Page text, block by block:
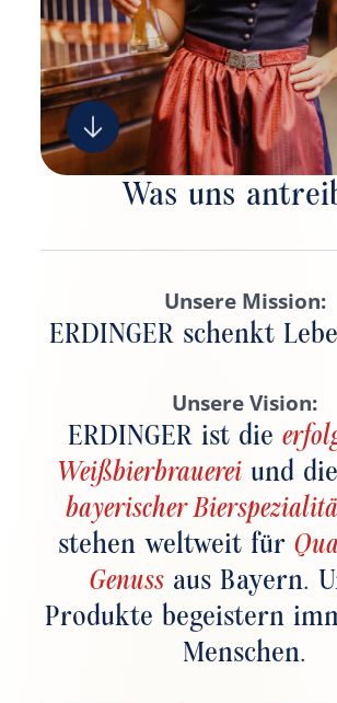
Was uns
Unsere Mission:
ERDINGER schenkt
Unsere Vision:
ERDINGER ist die
Weißbierbrauerei und
bayerischer
stehen weltweit für
Genuss aus Bayern.
Produkte begeistern
Menschen.